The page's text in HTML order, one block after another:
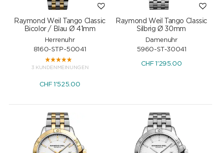
Raymond Weil Tango Classic
Bicolor / Blau Ø 41mm
Herrenuhr
8160-STP-50041
3 KUNDENMEINUNGEN
CHF1'525.00
Raymond Weil Tango Classic
Silbrig Ø 30mm
Damenuhr
5960-ST-30041
CHF1'295.00